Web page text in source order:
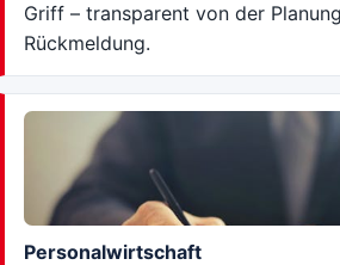
Griff – transparent von der
Rückmeldung.
Personalwirtschaft